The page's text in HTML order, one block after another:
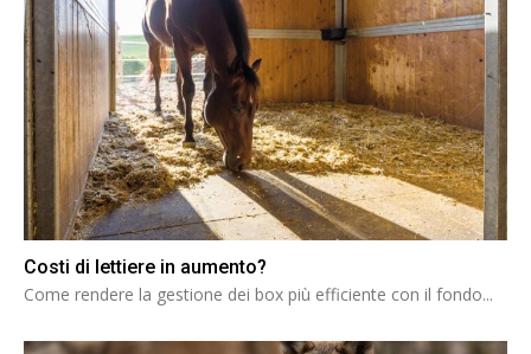
Costi di lettiere in aumento?
Come rendere la gestione dei box più efficiente con il fondo...